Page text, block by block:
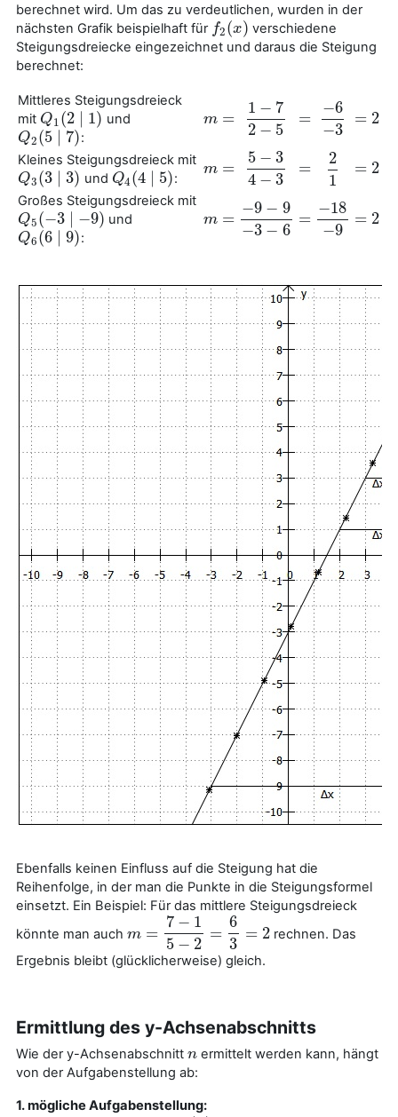
berechnet wird. Um das zu verdeutlichen, wurden in der
nächsten Grafik beispielhaft für f2(x)
f2(x)
verschiedene
Steigungsdreiecke eingezeichnet und daraus die Steigung
berechnet:
Mittleres Steigungsdreieck
mit Q1(2 ∣ 1)
Q1( 2∣ und
Q2(5 ∣ 7)
Q2(5∣ :
m
m =
=
1 − 7
2 − 5
1−72−5 =
=
−6
−3
−6− =
= 2
2
Kleines Steigungsdreieck mit
Q3(3 ∣ 3)
Q3(3∣ ) und Q4(4 ∣ 5)
Q4(4∣ ) :
m
m =
=
5 − 3
4 − 3
5−34− =
=
2
1
21 =
= 2
2
Großes Steigungsdreieck mit
Q5(−3 ∣ −9)
Q5(−3∣− 9) und
Q6(6 ∣ 9)
Q6(6∣ ) :
m
m =
=
−9 − 9
−3 − 6
−9−9−3− 6
=
=
−18
−9
−18−9=
= 2
2
Ebenfalls keinen Einfluss auf die Steigung hat die
Reihenfolge, in der man die Punkte in die Steigungsformel
einsetzt. Ein Beispiel: Für das mittlere Steigungsdreieck
könnte man auch m =
7 − 1
5 − 2
=
6
3
= 2
m=7− 15−2= 63= 2
rechnen. Das
Ergebnis bleibt (glücklicherweise) gleich.
Ermittlung des y-Achsenabschnitts
Wie der y-Achsenabschnitt n
n ermittelt werden kann, hängt
von der Aufgabenstellung ab:
1. mögliche Aufgabenstellung: